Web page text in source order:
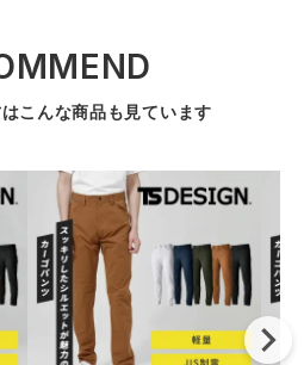
こんな商品も見ています